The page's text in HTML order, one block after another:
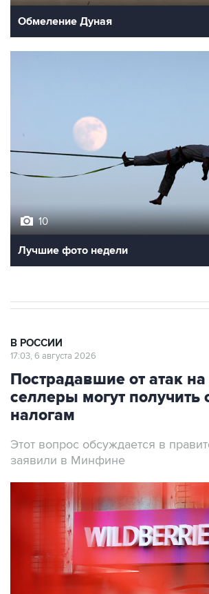
Обмеление Дуная
10
Лучшие фото недели
В РОССИИ
17:03, 6 августа 2026
Пострадавшие от атак
селлеры могут получить
налогам
Этот вопрос обсуждается в
заявили в Минфине